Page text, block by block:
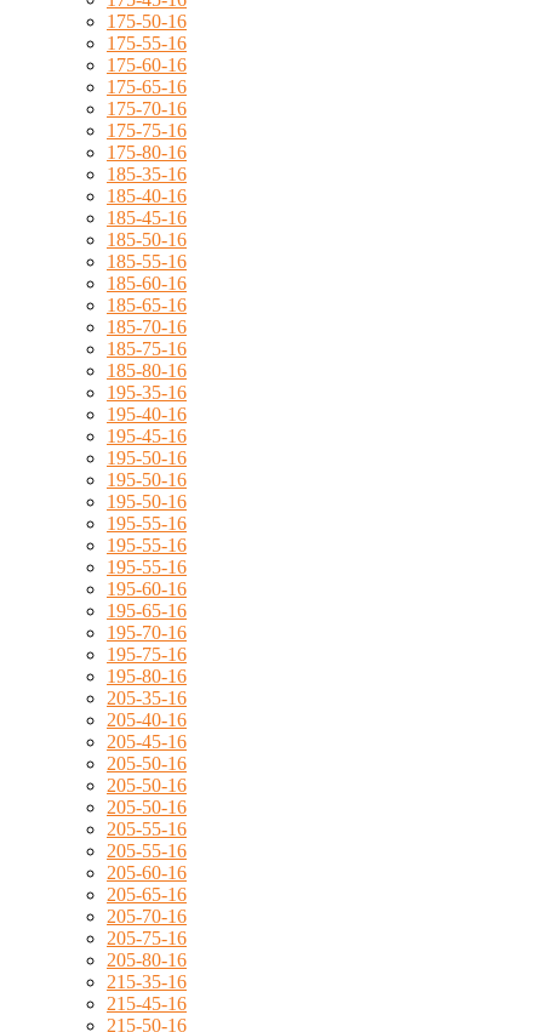
175-50-16
175-55-16
175-60-16
175-65-16
175-70-16
175-75-16
175-80-16
185-35-16
185-40-16
185-45-16
185-50-16
185-55-16
185-60-16
185-65-16
185-70-16
185-75-16
185-80-16
195-35-16
195-40-16
195-45-16
195-50-16
195-50-16
195-50-16
195-55-16
195-55-16
195-55-16
195-60-16
195-65-16
195-70-16
195-75-16
195-80-16
205-35-16
205-40-16
205-45-16
205-50-16
205-50-16
205-50-16
205-55-16
205-55-16
205-60-16
205-65-16
205-70-16
205-75-16
205-80-16
215-35-16
215-45-16
215-50-16